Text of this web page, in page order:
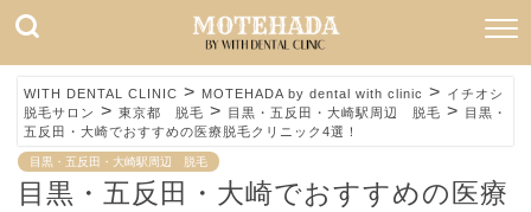
WITH DENTAL CLINIC > MOTEHADA by dental with clinic > イチオシ
脱毛サロン > 東京都 脱毛 > 目黒・五反田・大崎駅周辺 脱毛 >
目黒・
五反田・大崎でおすすめの医療脱毛クリニック4選！
目黒・五反田・大崎駅周辺 脱毛
目黒・五反田・大崎でおすすめの医療